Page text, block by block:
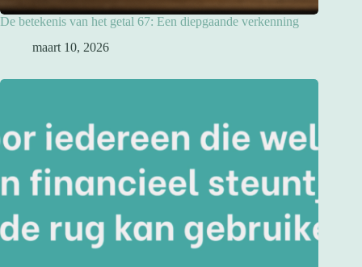
De betekenis van het getal 67: Een diepgaande verkenning
maart 10, 2026